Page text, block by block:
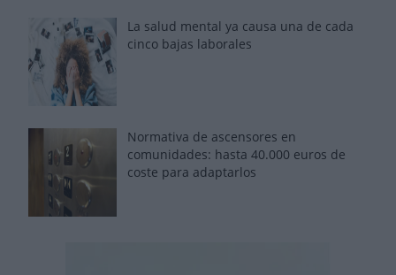
La salud mental ya causa una de cada
cinco bajas laborales
Normativa de ascensores en
comunidades: hasta 40.000 euros de
coste para adaptarlos